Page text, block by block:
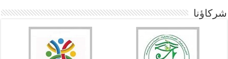
شركاؤنا